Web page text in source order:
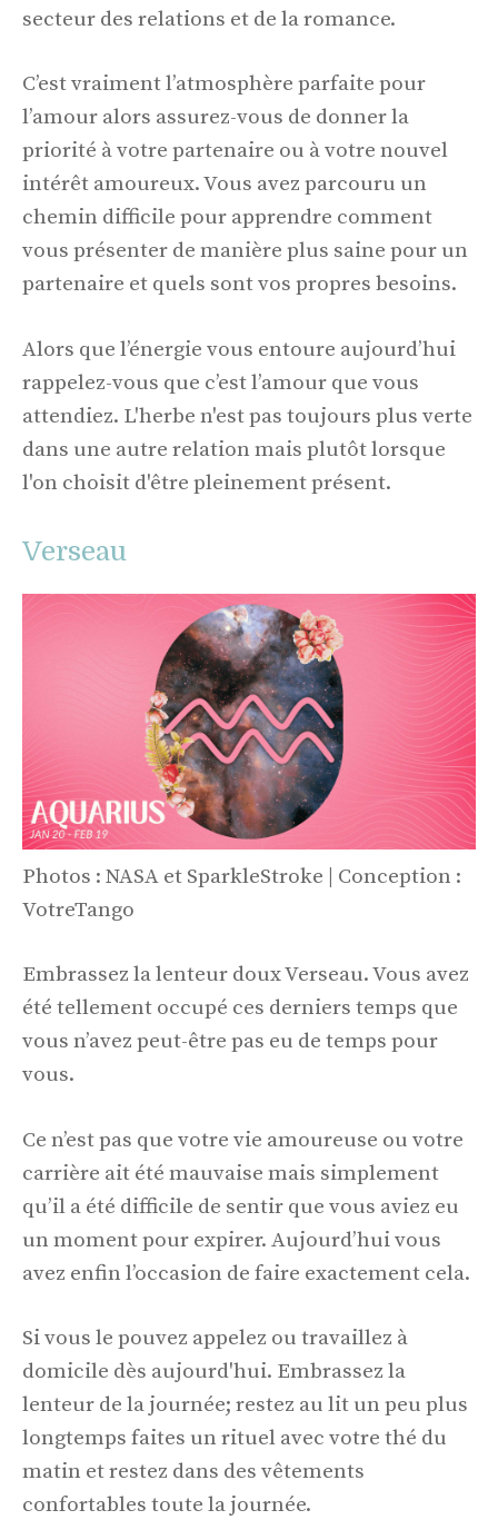
secteur des relations et de la romance.
C’est vraiment l’atmosphère parfaite pour
l’amour alors assurez-vous de donner la
priorité à votre partenaire ou à votre nouvel
intérêt amoureux. Vous avez parcouru un
chemin difficile pour apprendre comment
vous présenter de manière plus saine pour un
partenaire et quels sont vos propres besoins.
Alors que l’énergie vous entoure aujourd’hui
rappelez-vous que c’est l’amour que vous
attendiez. L'herbe n'est pas toujours plus verte
dans une autre relation mais plutôt lorsque
l'on choisit d'être pleinement présent.
Verseau
Photos : NASA et SparkleStroke | Conception :
VotreTango
Embrassez la lenteur doux Verseau. Vous avez
été tellement occupé ces derniers temps que
vous n’avez peut-être pas eu de temps pour
vous.
Ce n’est pas que votre vie amoureuse ou votre
carrière ait été mauvaise mais simplement
qu’il a été difficile de sentir que vous aviez eu
un moment pour expirer. Aujourd’hui vous
avez enfin l’occasion de faire exactement cela.
Si vous le pouvez appelez ou travaillez à
domicile dès aujourd'hui. Embrassez la
lenteur de la journée; restez au lit un peu plus
longtemps faites un rituel avec votre thé du
matin et restez dans des vêtements
confortables toute la journée.